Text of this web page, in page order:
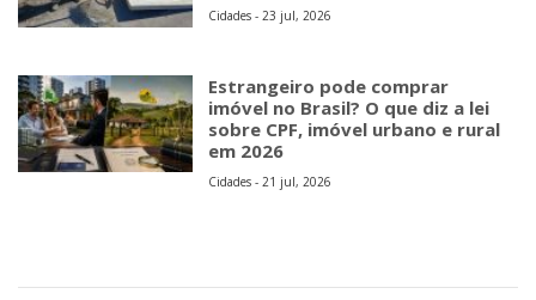
Cidades - 23 jul, 2026
Estrangeiro pode comprar
imóvel no Brasil? O que diz a lei
sobre CPF, imóvel urbano e rural
em 2026
Cidades - 21 jul, 2026